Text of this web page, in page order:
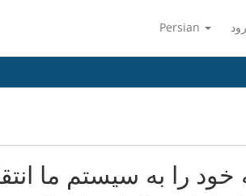
Persian
خود را به سیستم ما